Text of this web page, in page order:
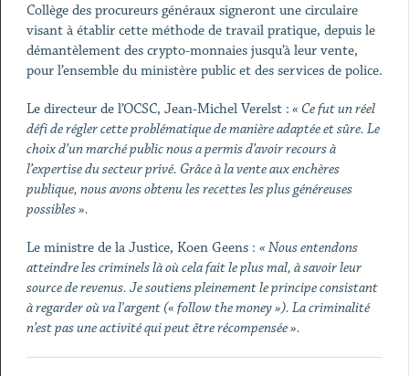
Collège des procureurs généraux signeront une circulaire
visant à établir cette méthode de travail pratique, depuis le
démantèlement des crypto-monnaies jusqu’à leur vente,
pour l’ensemble du ministère public et des services de police.
Le directeur de l’OCSC, Jean-Michel Verelst : « Ce fut un réel
défi de régler cette problématique de manière adaptée et sûre. Le
choix d’un marché public nous a permis d’avoir recours à
l’expertise du secteur privé. Grâce à la vente aux enchères
publique, nous avons obtenu les recettes les plus généreuses
possibles ».
Le ministre de la Justice, Koen Geens : « Nous entendons
atteindre les criminels là où cela fait le plus mal, à savoir leur
source de revenus. Je soutiens pleinement le principe consistant
à regarder où va l'argent (« follow the money »). La criminalité
n’est pas une activité qui peut être récompensée ».